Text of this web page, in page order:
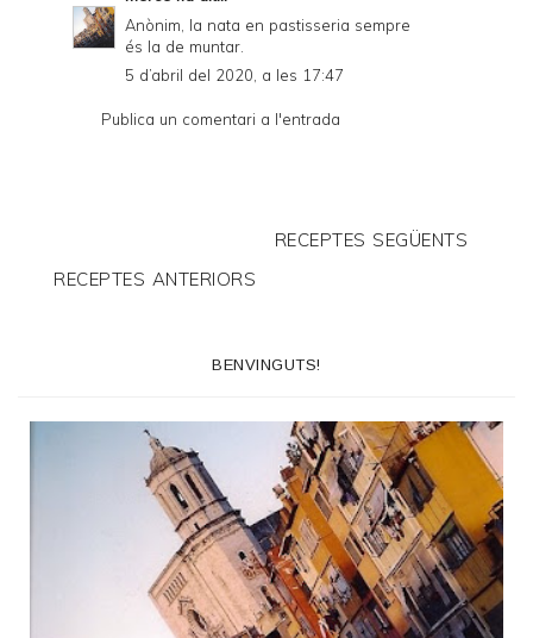
Anònim, la nata en pastisseria sempre
és la de muntar.
5 d’abril del 2020, a les 17:47
Publica un comentari a l'entrada
RECEPTES SEGÜENTS
RECEPTES ANTERIORS
BENVINGUTS!